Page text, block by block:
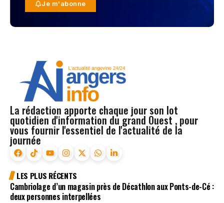
Je m'abonne
La rédaction apporte chaque jour son lot
quotidien d'information du grand Ouest , pour
vous fournir l'essentiel de l'actualité de la
journée
LES PLUS RÉCENTS
Cambriolage d’un magasin près de Décathlon aux Ponts-de-Cé :
deux personnes interpellées